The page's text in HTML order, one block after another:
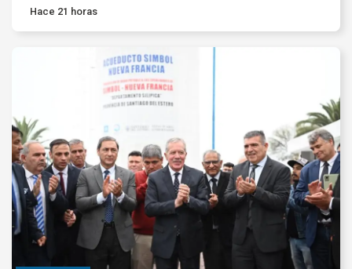
Hace 21 horas